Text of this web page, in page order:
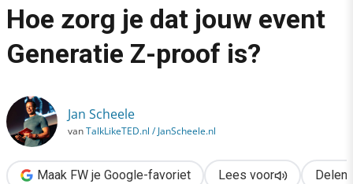
Marketing
›
Hoe zorg je dat jouw event
Generatie Z-proof is?
Jan Scheele
vanTalkLikeTED.nl / JanScheele.nl
Maak FW je Google-favoriet Lees voor Delen